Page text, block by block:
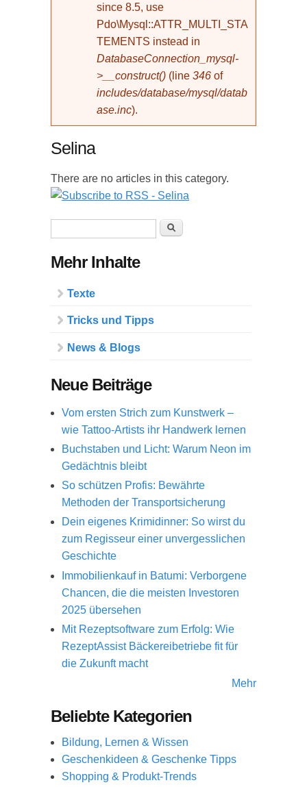
since 8.5, use
Pdo\Mysql::ATTR_MULTI_STA
TEMENTS instead in
DatabaseConnection_mysql-
>__construct() (line 346 of
includes/database/mysql/datab
ase.inc).
Selina
There are no articles in this category.
Suche
Mehr Inhalte
Texte
Tricks und Tipps
News & Blogs
Neue Beiträge
Vom ersten Strich zum Kunstwerk –
wie Tattoo-Artists ihr Handwerk lernen
Buchstaben und Licht: Warum Neon im
Gedächtnis bleibt
So schützen Profis: Bewährte
Methoden der Transportsicherung
Dein eigenes Krimidinner: So wirst du
zum Regisseur einer unvergesslichen
Geschichte
Immobilienkauf in Batumi: Verborgene
Chancen, die die meisten Investoren
2025 übersehen
Mit Rezeptsoftware zum Erfolg: Wie
RezeptAssist Bäckereibetriebe fit für
die Zukunft macht
Mehr
Beliebte Kategorien
Bildung, Lernen & Wissen
Geschenkideen & Geschenke Tipps
Shopping & Produkt-Trends